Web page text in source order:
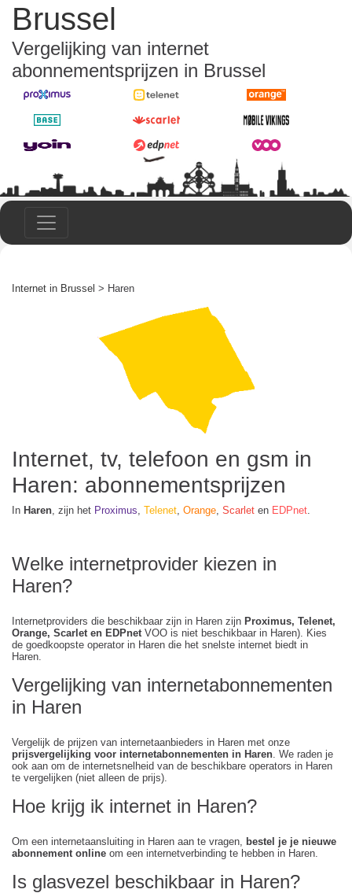
Brussel
Vergelijking van internet
abonnementsprijzen in Brussel
Internet in Brussel > Haren
Internet, tv, telefoon en gsm in
Haren: abonnementsprijzen
In Haren , zijn het Proximus Telenet Orange Scarlet en EDPnet
Welke internetprovider kiezen in
Haren?
Internetproviders die beschikbaar zijn in Haren zijn Proximus, Telenet,
Orange, Scarlet en EDPnet VOO is niet beschikbaar in Haren). Kies
de goedkoopste operator in Haren die het snelste internet biedt in
Haren.
Vergelijking van internetabonnementen
in Haren
Vergelijk de prijzen van internetaanbieders in Haren met onze
prijsvergelijking voor internetabonnementen in Haren . We raden je
ook aan om de internetsnelheid van de beschikbare operators in Haren
te vergelijken (niet alleen de prijs).
Hoe krijg ik internet in Haren?
Om een internetaansluiting in Haren aan te vragen, bestel je je nieuwe
abonnement online om een internetverbinding te hebben in Haren.
Is glasvezel beschikbaar in Haren?